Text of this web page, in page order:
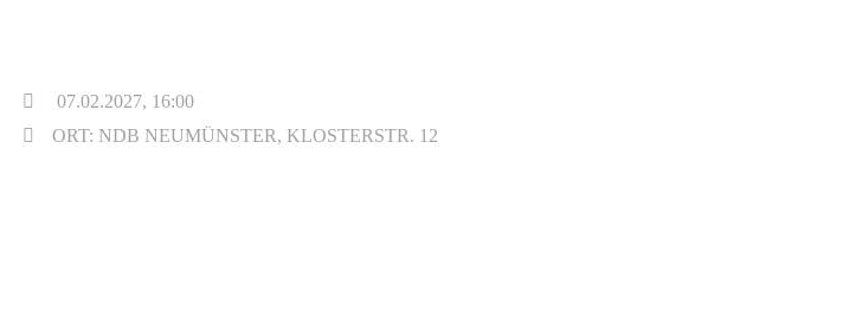
07.02.2027, 16:00
ORT: NDB NEUMÜNSTER, KLOSTERSTR. 12